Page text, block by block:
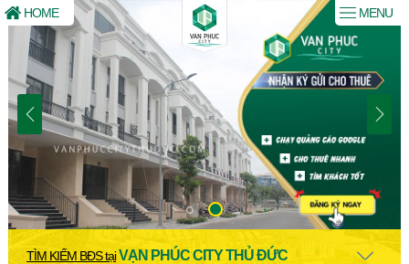
TÌM KIẾM BĐS tạiVẠN PHÚC CITY THỦ ĐỨC
HOME MENU